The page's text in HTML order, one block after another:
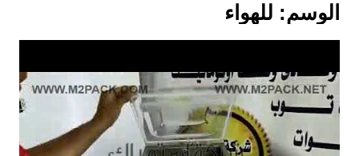
الوسم: للهواء